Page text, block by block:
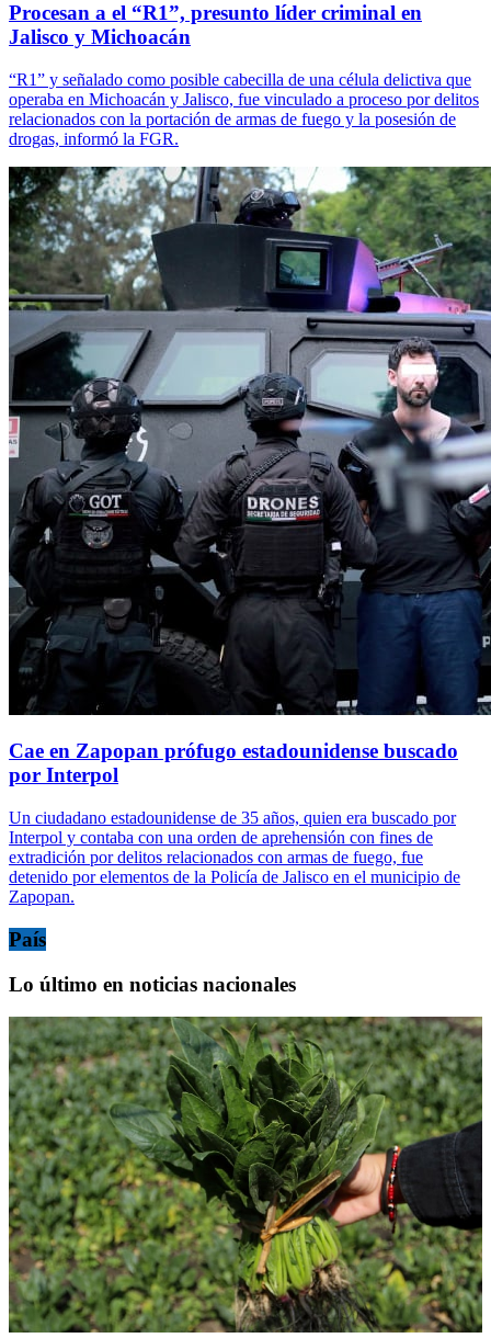
Procesan a el “R1”, presunto líder criminal en
Jalisco y Michoacán
“R1” y señalado como posible cabecilla de una célula delictiva que
operaba en Michoacán y Jalisco, fue vinculado a proceso por delitos
relacionados con la portación de armas de fuego y la posesión de
drogas, informó la FGR.
Cae en Zapopan prófugo estadounidense buscado
por Interpol
Un ciudadano estadounidense de 35 años, quien era buscado por
Interpol y contaba con una orden de aprehensión con fines de
extradición por delitos relacionados con armas de fuego, fue
detenido por elementos de la Policía de Jalisco en el municipio de
Zapopan.
País
Lo último en noticias nacionales